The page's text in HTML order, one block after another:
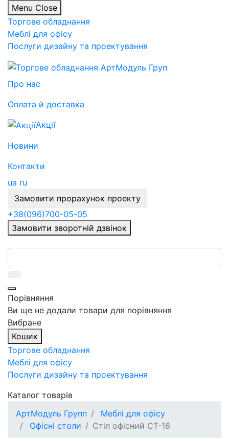
Menu Close
Торгове обладнання
Меблі для офісу
Послуги дизайну та проектування
Про нас
Оплата й доставка
Акції
Новини
Контакти
ua ru
Замовити прорахунок проекту
+38(096)700-05-05
Замовити зворотній дзвінок
Порівняння
Ви ще не додали товари для порівняння
Вибране
Кошик
Торгове обладнання
Меблі для офісу
Послуги дизайну та проектування
Каталог товарів
АртМодуль Групп
Меблі для офісу
Офісні столи
Стіл офісний СТ-16